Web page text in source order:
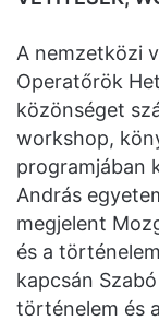
A nemzetközi
Operatőrök
közönséget
workshop,
programjában
András
megjelent
és a
kapcsán
történelem és